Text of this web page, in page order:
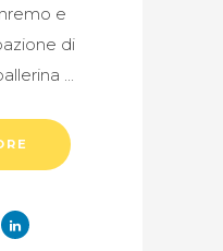
e
di